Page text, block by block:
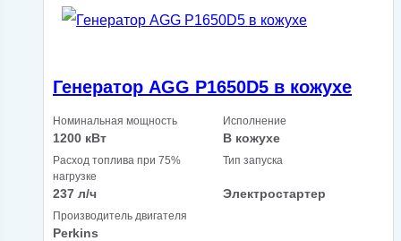
Генератор AGG P1650D5 в кожухе
Номинальная мощность
1200 кВт
Исполнение
В кожухе
Расход топлива при 75%
нагрузке
237 л/ч
Тип запуска
Электростартер
Производитель двигателя
Perkins